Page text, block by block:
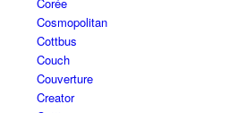
Cosmopolitan
Cottbus
Couch
Couverture
Creator